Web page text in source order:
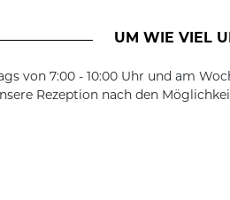
UM WIE VIEL
von 7:00 - 10:00 Uhr und am
Rezeption nach den